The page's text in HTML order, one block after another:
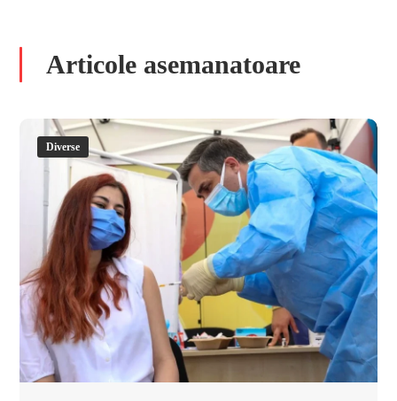
Articole asemanatoare
Diverse